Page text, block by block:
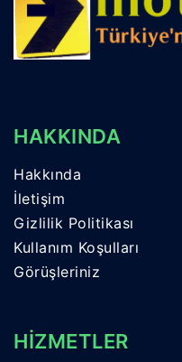
HAKKINDA
Hakkında
İletişim
Gizlilik Politikası
Kullanım Koşulları
Görüşleriniz
HİZMETLER